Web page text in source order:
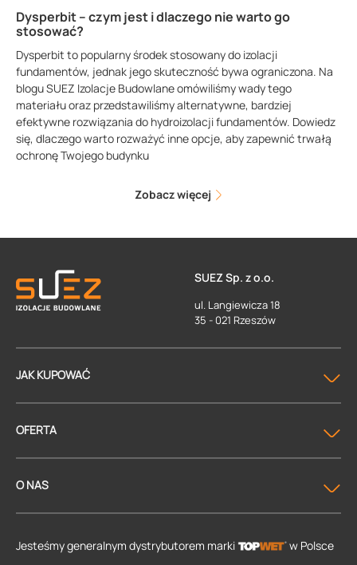
Dysperbit – czym jest i dlaczego nie warto go
stosować?
Dysperbit to popularny środek stosowany do izolacji
fundamentów, jednak jego skuteczność bywa ograniczona. Na
blogu SUEZ Izolacje Budowlane omówiliśmy wady tego
materiału oraz przedstawiliśmy alternatywne, bardziej
efektywne rozwiązania do hydroizolacji fundamentów. Dowiedz
się, dlaczego warto rozważyć inne opcje, aby zapewnić trwałą
ochronę Twojego budynku
Zobacz więcej
SUEZ Sp. z o.o.
ul. Langiewicza 18
35 - 021 Rzeszów
JAK KUPOWAĆ
OFERTA
O NAS
Jesteśmy generalnym dystrybutorem marki w Polsce